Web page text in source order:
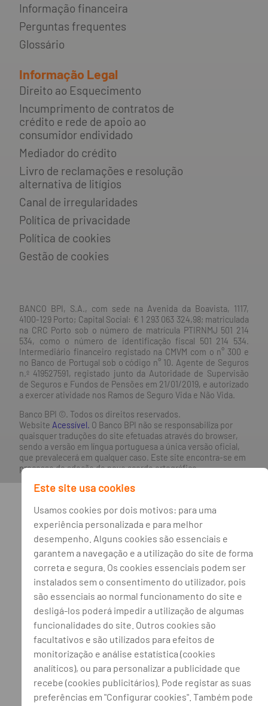
Informação financeira
Perguntas frequentes
Glossário
Informação Legal
Direito ao Esquecimento
Incumprimento de contratos de
crédito e rede de apoio ao
consumidor endividado
Mediador do crédito
Livro de reclamações e resolução
alternativa de litígios
Canal de irregularidades
Política de privacidade
Política de cookies
Gestão de cookies
BANCO BPI, S.A., com sede na Avenida da Boavista, 1117,
4100-129 Porto; Capital Social: € 1 293 063 324,98; matriculada
na CRC Porto sob o número de matrícula PTIRNMJ 501 214
534, como o número de identificação fiscal 501 214 534.
Intermediário financeiro registado na CMVM com o n° 300 e
no Banco de Portugal sob o código n° 10. Agente de Seguros
n.º 419527591, registado junto da Autoridade de Supervisão
de Seguros e Fundos de Pensões em 21/01/2019, e autorizado
a exercer atividade nos Ramos de Seguro Vida e Não Vida.
Banco BPI ©. Todos os direitos reservados.
Website Acessível. O Banco BPI não se responsabiliza por
quaisquer traduções do site efetuadas através do browser,
sendo a versão em língua portuguesa a única versão oficial,
que prevalecerá em qualquer caso. Este site encontra-se em
processo de adoção do novo acordo ortográfico.
Este site usa cookies
Usamos cookies por dois motivos: para uma
experiência personalizada e para melhor
desempenho. Alguns cookies são essenciais e
garantem a navegação e a utilização do site de forma
correta e segura. Os cookies essenciais podem ser
instalados sem o consentimento do utilizador, pois
são essenciais ao normal funcionamento do site e
desligá-los poderá impedir a utilização de algumas
funcionalidades do site. Outros cookies são
facultativos e são utilizados para efeitos de
monitorização e análise estatística (cookies
analíticos), ou para personalizar a publicidade que
recebe (cookies publicitários). Pode registar as suas
preferências em "Configurar cookies". Também pode